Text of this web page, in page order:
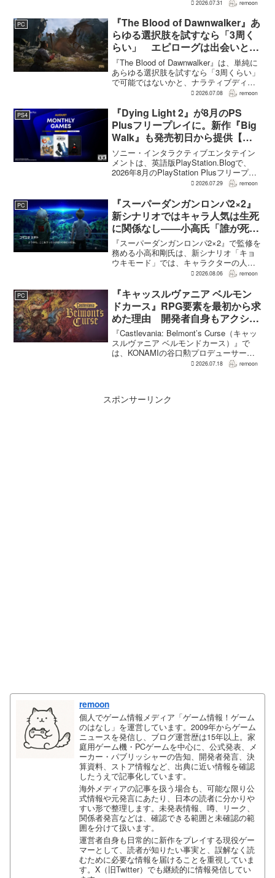
ると、シリーズディレクターの浜口直樹
氏がAU...
2026.07.31 remoon
PC
『The Blood of Dawnwalker』あ
らゆる選択肢を試すなら「3周く
らい」 エピローグは出会いと選
択で変化
『The Blood of Dawnwalker』は、単純に
あらゆる選択肢を試すなら「3周くらい」
で可能ではないかと、ナラティブディレ
クターのJakub Szamałek氏がファミ
はエンディングへ収束...
2026.07.08 remoon
PS4
『Dying Light 2』が8月のPS
Plusフリープレイに。新作『Big
Walk』も発売初日から提供【海
外発表】
ソニー・インタラクティブエンタテイン
メントは、英語版PlayStation.Blogで、
2026年8月のPlayStation Plusフリープレ
イとして『Dying Light 2 Stay Human:
2026.07.29 remoon
PC
『スーパーダンガンロンパ2×2』
新シナリオではキャラ人気は生死
に関係なし――小高氏「誰が死ん
でもヘイトメールは送らないで」
『スーパーダンガンロンパ2×2』で監修を
務める小高和剛氏は、新シナリオ「キョ
ウキモード」では、キャラクターの人気
にかかわらず退場させるとRPG Siteのイ
作と変わることで、これまで見られなか
った一面がよ...
2026.08.06 remoon
PC
『キャッスルヴァニア ベルモン
ドカース』RPG要素を最初から求
めた理由 開発者自身もアクショ
ンのつらさを実感
『Castlevania: Belmont’s Curse（キャッ
スルヴァニア ベルモンドカース）』で
は、KONAMIの谷口勲プロデューサー
が、レベルアップを含むRPG的システム
2026.07.18 remoon
スポンサーリンク
remoon
個人でゲーム情報メディア「ゲーム情報！ゲーム
のはなし」を運営しています。2009年からゲーム
ニュースを発信し、ブログ運営歴は15年以上。家
庭用ゲーム機・PCゲームを中心に、公式発表、メ
ーカー・パブリッシャーの告知、開発者発言、決
算資料、ストア情報など、出典に近い情報を確認
したうえで記事化しています。
海外メディアの記事を扱う場合も、可能な限り公
式情報や元発言にあたり、日本の読者に分かりや
すい形で整理します。未発表情報、噂、リーク、
関係者発言などは、確認できる範囲と未確認の範
囲を分けて扱います。
運営者自身も日常的に新作をプレイする現役ゲー
マーとして、読者が知りたい事実と、誤解なく読
むために必要な情報を届けることを重視していま
す。X（旧Twitter）でも継続的に情報発信してい